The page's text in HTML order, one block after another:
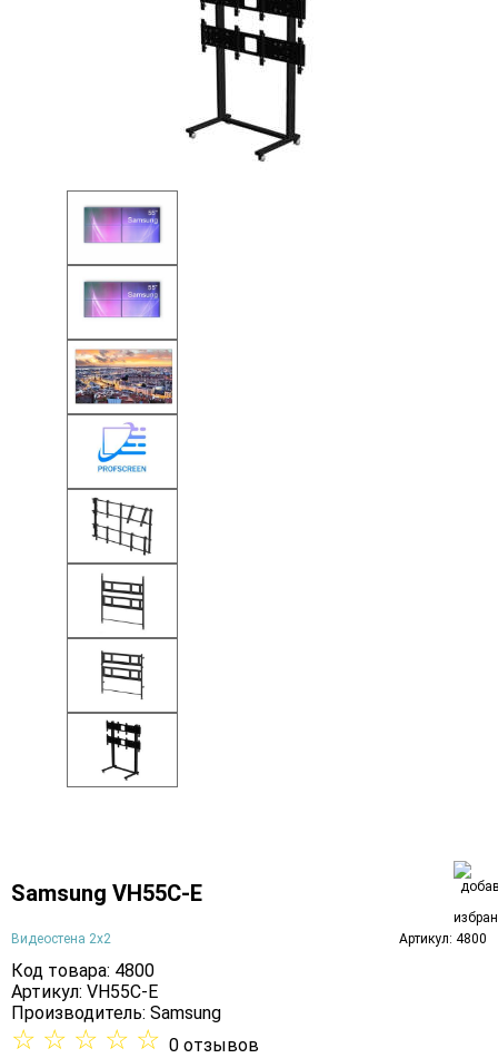
Samsung VH55C-E
Видеостена 2x2 Артикул: 4800
Код товара: 4800
Артикул: VH55C-E
Производитель: Samsung
☆ ☆ ☆ ☆ ☆ 0 отзывов